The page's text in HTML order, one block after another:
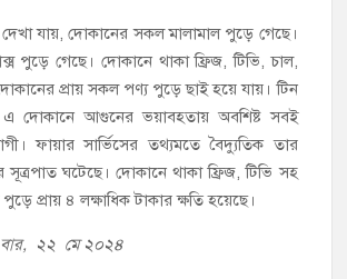
যায়, দোকানের সকল মালামাল পুড়ে গেছে।
পুড়ে গেছে। দোকানে থাকা ফ্রিজ, টিভি, চাল,
প্রায় সকল পণ্য পুড়ে ছাই হয়ে যায়। টিন
দোকানে আগুনের ভয়াবহতায় অবশিষ্ট সবই
ফায়ার সার্ভিসের তথ্যমতে বৈদ্যুতিক তার
ঘটেছে। দোকানে থাকা ফ্রিজ, টিভি সহ
প্রায় ৪ লক্ষাধিক টাকার ক্ষতি হয়েছে।
বার, ২২ মে ২০২৪